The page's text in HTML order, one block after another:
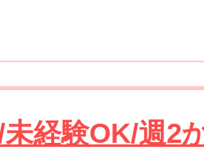
経験OK/週2